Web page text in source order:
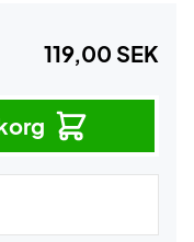
119,00 SEK